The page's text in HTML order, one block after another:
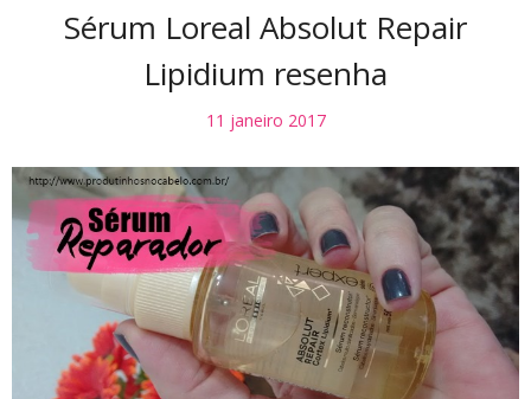
Sérum Loreal Absolut Repair
Lipidium resenha
11 janeiro 2017